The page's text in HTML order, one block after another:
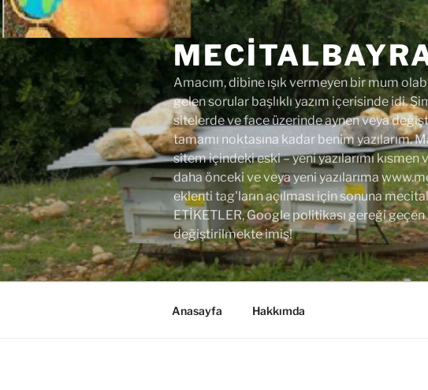
İçeriğe
geç
Amacım, dibine ışık vermeyen bir mum
gelen sorular başlıklı yazım içerisinde idi.
sitelerde ve face üzerinde aynen veya
tamamı noktasına kadar benim
sitem içindeki eski – yeni yazılarımı kısmen
daha önceki ve veya yeni yazılarıma
eklenti tag'ların açılması için sonuna
ETİKETLER, Google politikası gereği
değiştirilmekte imiş!
Anasayfa Hakkımda